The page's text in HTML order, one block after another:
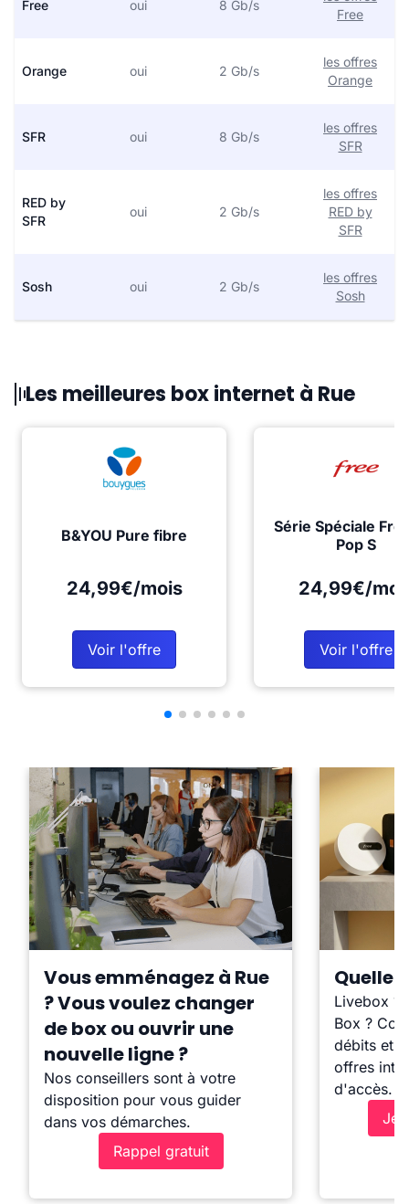
Free oui 8 Gb/s
Free
Orange oui 2 Gb/s
les offres
Orange
SFR oui 8 Gb/s
les offres
SFR
RED by
SFR
oui 2 Gb/s
les offres
RED by
SFR
Sosh oui 2 Gb/s
les offres
Sosh
Les meilleures box internet à Rue
B&YOU Pure fibre
24,99€/mois
Voir l'offre
Série Spéciale
Pop S
24,99€/
Voir l'offre
Vous emménagez à Rue
? Vous voulez changer
de box ou ouvrir une
nouvelle ligne ?
Nos conseillers sont à votre
disposition pour vous guider
dans vos démarches.
Rappel gratuit
Quelle
Livebox ?
Box ?
débits et
offres
d'accès.
Je